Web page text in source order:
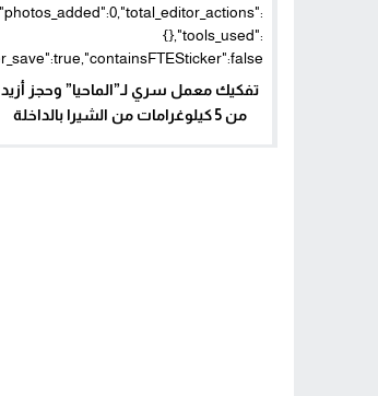
تفكيك معمل سري لـ”الماحيا” وحجز أزيد
من 5 كيلوغرامات من الشيرا بالداخلة